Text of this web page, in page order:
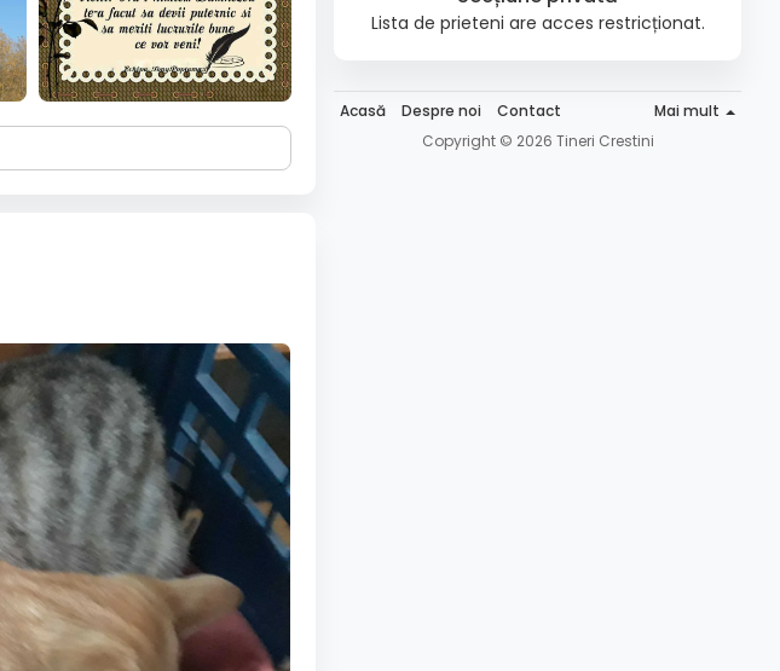
Lista de prieteni are acces restricționat.
Acasă Despre noi Contact
Mai mult
Copyright © 2026 Tineri Crestini